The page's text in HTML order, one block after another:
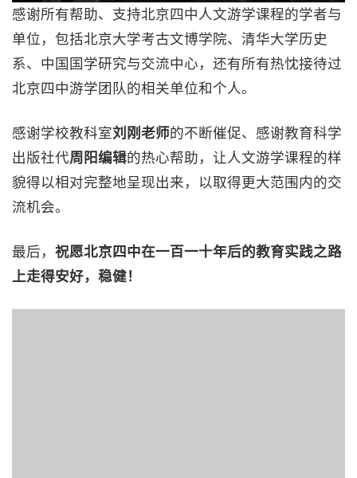
感谢所有帮助、支持北京四中人文游学课程的学者与
单位，包括北京大学考古文博学院、清华大学历史
系、中国国学研究与交流中心，还有所有热忱接待过
北京四中游学团队的相关单位和个人。
感谢学校教科室刘刚老师的不断催促、感谢教育科学
出版社代周阳编辑的热心帮助，让人文游学课程的样
貌得以相对完整地呈现出来，以取得更大范围内的交
流机会。
最后， 祝愿北京四中在一百一十年后的教育实践之路
上走得安好，稳健！